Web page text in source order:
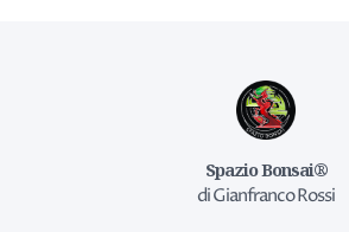
Spazio Bonsai®
di Gianfranco Rossi